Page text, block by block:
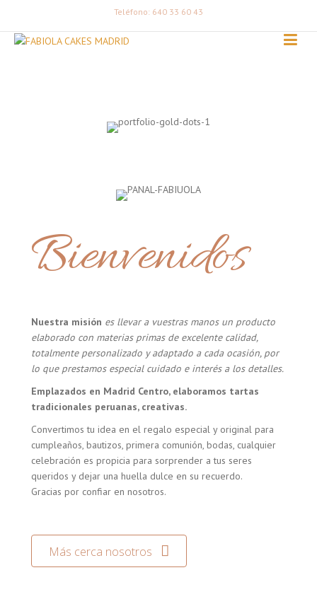
Teléfono: 640 33 60 43
Bienvenidos
Nuestra misión es llevar a vuestras manos un producto
elaborado con materias primas de excelente calidad,
totalmente personalizado y adaptado a cada ocasión, por
lo que prestamos especial cuidado e interés a los detalles.
Emplazados en Madrid Centro, elaboramos tartas
tradicionales peruanas, creativas.
Convertimos tu idea en el regalo especial y original para
cumpleaños, bautizos, primera comunión, bodas, cualquier
celebración es propicia para sorprender a tus seres
queridos y dejar una huella dulce en su recuerdo.
Gracias por confiar en nosotros.
Más cerca nosotros